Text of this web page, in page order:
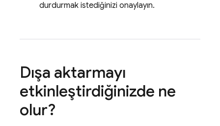
durdurmak istediğinizi onaylayın.
Dışa aktarmayı
etkinleştirdiğinizde ne
olur?